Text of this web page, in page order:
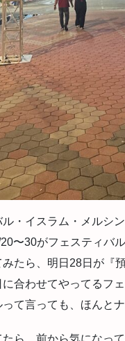
ル・イスラム・メルシン
〜30がフェスティバル
たら、明日28日が『
合わせてやってるフ
て言っても、ほんと
ら、前から気になっ